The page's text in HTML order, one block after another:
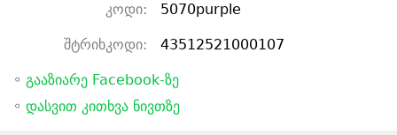
კოდი: 5070purple
შტრიხკოდი: 43512521000107
◦ გააზიარე Facebook-ზე
◦ დასვით კითხვა ნივთზე